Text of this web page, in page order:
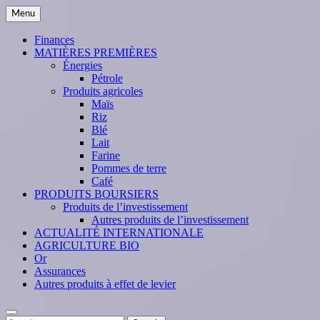
Skip
to
content
Menu
Finances
MATIÈRES PREMIÈRES
Énergies
Pétrole
Produits agricoles
Maïs
Riz
Blé
Lait
Farine
Pommes de terre
Café
PRODUITS BOURSIERS
Produits de l’investissement
Autres produits de l’investissement
ACTUALITÉ INTERNATIONALE
AGRICULTURE BIO
Or
Assurances
Autres produits à effet de levier
Search